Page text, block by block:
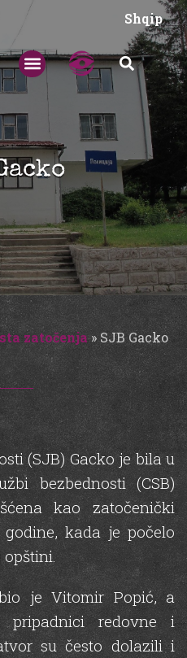
Shqip
zatočenja» SJB Gacko
(SJB) Gacko je bila u
bezbednosti (CSB)
kao zatočenički
kada je počelo
je Vitomir Popić, a
pripadnici redovne i
su često dolazili i